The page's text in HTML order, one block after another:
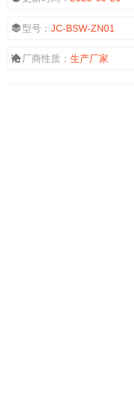
型号：JC-BSW-ZN01
厂商性质：生产厂家